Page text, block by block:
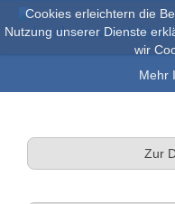
Cookies erleichtern die
Nutzung unserer Dienste
wir
Mehr
Zur